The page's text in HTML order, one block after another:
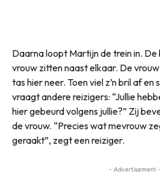
Daarna loopt Martijn de trein in.
vrouw zitten naast elkaar. De
tas hier neer. Toen viel z’n bril af en
vraagt andere reizigers: “Jullie
hier gebeurd volgens jullie?” Zij
de vrouw. “Precies wat mevrouw
geraakt”, zegt een reiziger.
- Advertisement -